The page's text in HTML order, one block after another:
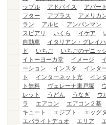
ップル
アドバイス アパート
フター
アプラス
アメリカ
ラン
アルヒ アンパンマン
スピアリ
いくら イケア
自動車
イタリアン・グレイ
ド
いちご
いちごのデニッ
イトーヨーカ堂
イメージ
ーション
インスタ
インタ
ト
インターネット光
イン
ト無料
ヴェレーナ東戸塚
レット
うどん うなぎ
ウ
ラ
エアコン エアコン２基
キュート
エジプト
エッグ
エバライトデュオ
エリア